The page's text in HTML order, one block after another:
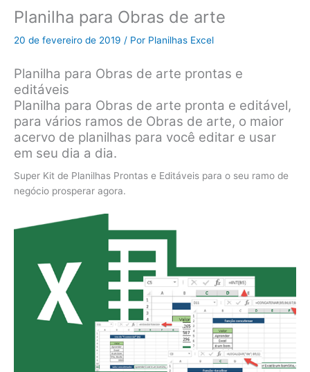
Planilha para Obras de arte
20 de fevereiro de 2019 / Por Planilhas Excel
Planilha para Obras de arte prontas e
editáveis
Planilha para Obras de arte pronta e editável,
para vários ramos de Obras de arte, o maior
acervo de planilhas para você editar e usar
em seu dia a dia.
Super Kit de Planilhas Prontas e Editáveis para o seu ramo de
negócio prosperar agora.